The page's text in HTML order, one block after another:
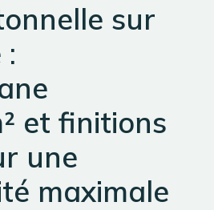
sur
et finitions
une
maximale